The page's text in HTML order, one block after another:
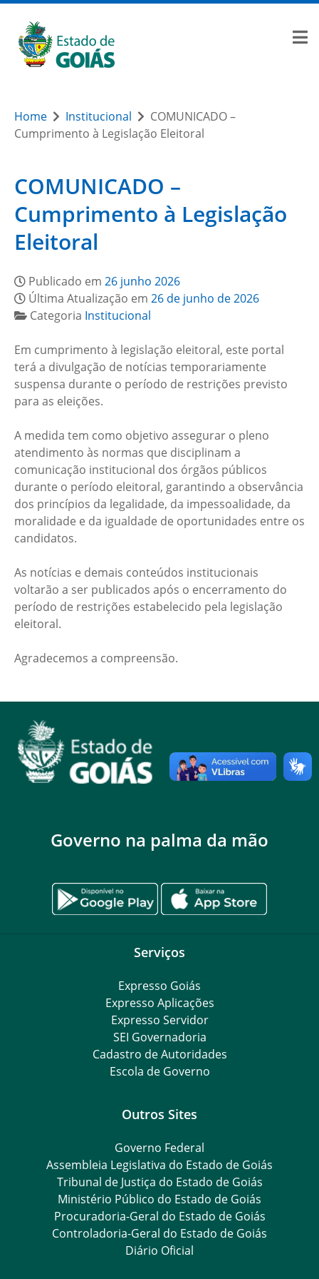
Home Institucional
COMUNICADO –
Cumprimento à Legislação Eleitoral
COMUNICADO –
Cumprimento à Legislação
Eleitoral
Publicado em 26 junho 2026
Última Atualização em 26 de junho de 2026
Categoria Institucional
Em cumprimento à legislação eleitoral, este portal
terá a divulgação de notícias temporariamente
suspensa durante o período de restrições previsto
para as eleições.
A medida tem como objetivo assegurar o pleno
atendimento às normas que disciplinam a
comunicação institucional dos órgãos públicos
durante o período eleitoral, garantindo a observância
dos princípios da legalidade, da impessoalidade, da
moralidade e da igualdade de oportunidades entre os
candidatos.
As notícias e demais conteúdos institucionais
voltarão a ser publicados após o encerramento do
período de restrições estabelecido pela legislação
eleitoral.
Agradecemos a compreensão.
Governo na palma da mão
Serviços
Expresso Goiás
Expresso Aplicações
Expresso Servidor
SEI Governadoria
Cadastro de Autoridades
Escola de Governo
Outros Sites
Governo Federal
Assembleia Legislativa do Estado de Goiás
Tribunal de Justiça do Estado de Goiás
Ministério Público do Estado de Goiás
Procuradoria-Geral do Estado de Goiás
Controladoria-Geral do Estado de Goiás
Diário Oficial